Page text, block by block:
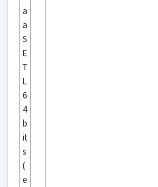
a
a
S
E
T
L
6
4
b
it
s
(
e